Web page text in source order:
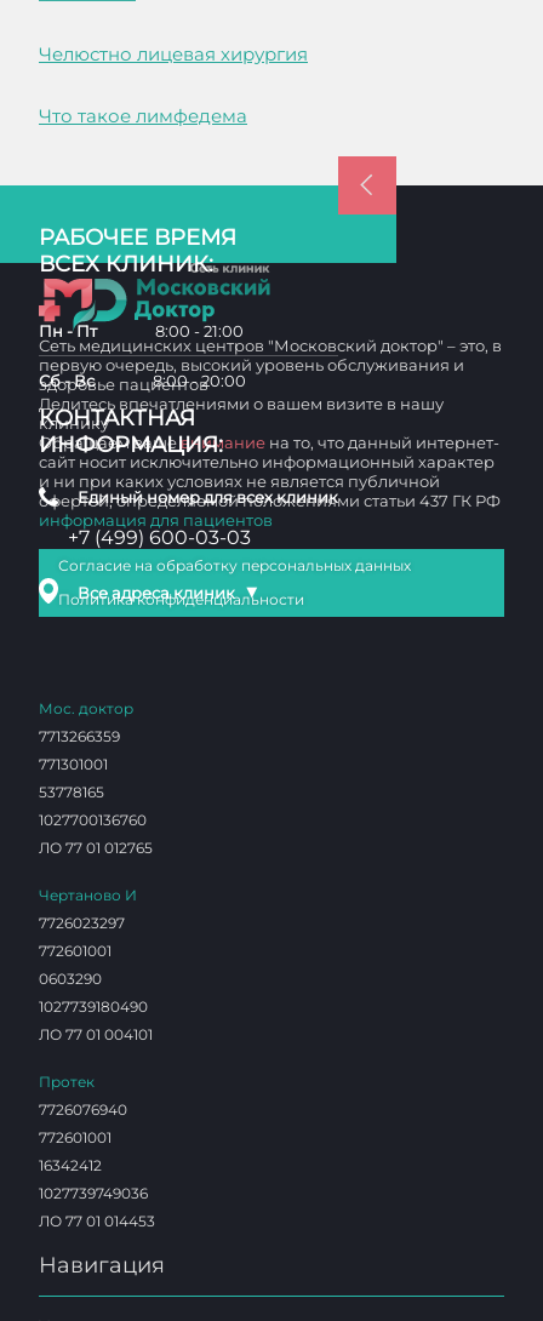
Челюстно лицевая хирургия
Что такое лимфедема
РАБОЧЕЕ ВРЕМЯ
ВСЕХ КЛИНИК:
Пн - Пт 8:00 - 21:00
Сб - Вс 8:00 - 20:00
КОНТАКТНАЯ
ИНФОРМАЦИЯ:
Единый номер для всех клиник
+7 (499) 600-03-03
Все адреса клиник ▼
Сеть медицинских центров "Московский доктор" – это, в
первую очередь, высокий уровень обслуживания и
здоровье пациентов
Делитесь впечатлениями о вашем визите в нашу
клинику
Обращаем вашевнимание на то, что данный интернет-
сайт носит исключительно информационный характер
и ни при каких условиях не является публичной
офертой, определяемой положениями статьи 437 ГК РФ
информация для пациентов
Согласие на обработку персональных данных
Политика конфиденциальности
Мос. доктор
7713266359
771301001
53778165
1027700136760
ЛО 77 01 012765
Чертаново И
7726023297
772601001
0603290
1027739180490
ЛО 77 01 004101
Протек
7726076940
772601001
16342412
1027739749036
ЛО 77 01 014453
Навигация